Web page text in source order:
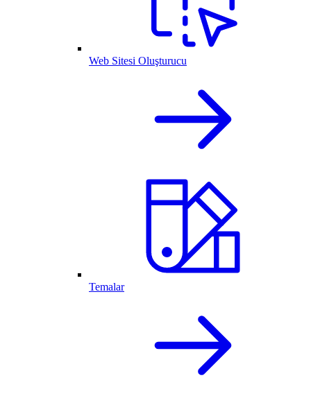
Web Sitesi Oluşturucu
Temalar